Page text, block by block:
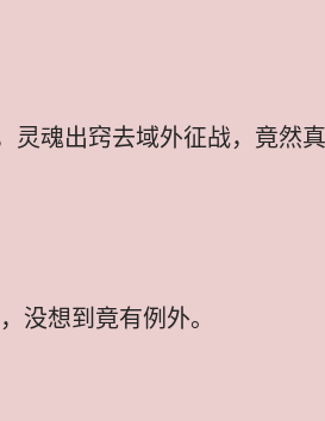
魂出窍去域外征战，竟然真
没想到竟有例外。